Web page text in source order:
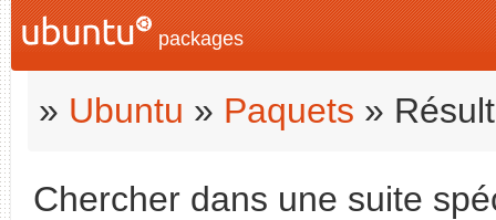
packages
» Ubuntu » Paquets »
Chercher dans une suite